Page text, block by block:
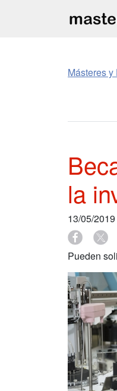
Másteres
la
13/05/2019
Pueden